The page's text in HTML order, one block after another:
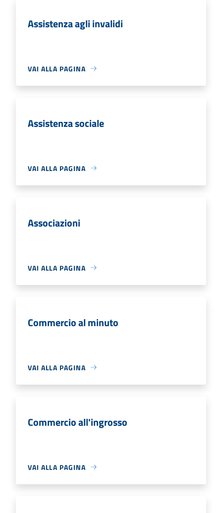
Assistenza agli invalidi
VAI ALLA PAGINA
Assistenza sociale
VAI ALLA PAGINA
Associazioni
VAI ALLA PAGINA
Commercio al minuto
VAI ALLA PAGINA
Commercio all'ingrosso
VAI ALLA PAGINA